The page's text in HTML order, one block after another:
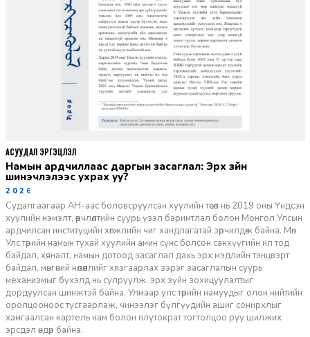
Намын ардчиллаас даргын засаглал: Эрх зүйн
шинэчлэлээс ухрах уу?
2026-07-08
Судалгаагаар АН-аас боловсруулсан хуулийн төсөл нь 2019 оны Үндсэн
хуулийн нэмэлт, өөрчлөлтийн суурь үзэл баримтлал болон Монгол Улсын
ардчилсан институцийн хөгжлийн чиг хандлагатай зөрчилдөж байна. Мөн
Улс төрийн намын тухай хуулийн амин сүнс болсон санхүүгийн ил тод
байдал, хяналт, намын дотоод засаглал дахь эрх мэдлийн тэнцвэрт
байдал, мөнгөний нөлөөллийг хязгаарлах зэрэг засаглалын суурь
механизмыг бүхэлд нь сулруулж, эрх зүйн зохицуулалтыг
дордуулсан шинжтэй байна. Улмаар улс төрийн намуудыг олон нийтийн
оролцооноос тусгаарлаж, чинээлэг бүлгүүдийн ашиг сонирхлыг
хамгаалсан картель нам болон плутократ тогтолцоо руу шилжих
эрсдэл өндөр байна.
АСУУДАЛ ЭРГЭЦҮҮЛЭЛ